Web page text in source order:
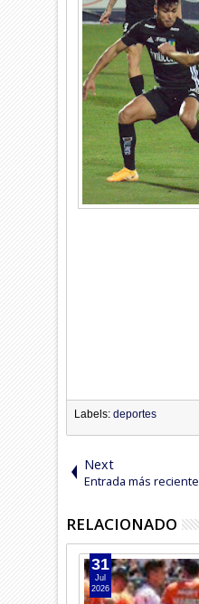
Labels:deportes
Next
Entrada más reciente
RELACIONADO
31
Jul
2026